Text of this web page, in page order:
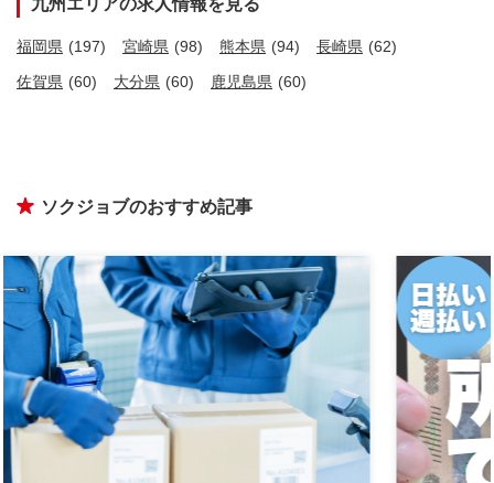
九州エリアの求人情報を見る
福岡県 (197) 宮崎県 (98) 熊本県 (94) 長崎県 (62)
佐賀県 (60) 大分県 (60) 鹿児島県 (60)
ソクジョブのおすすめ記事